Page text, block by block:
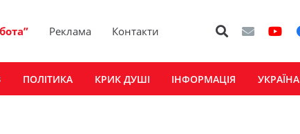
Реклама Контакти
ПОЛІТИКА КРИК ДУШІ ІНФОРМАЦІЯ УКРАЇНА